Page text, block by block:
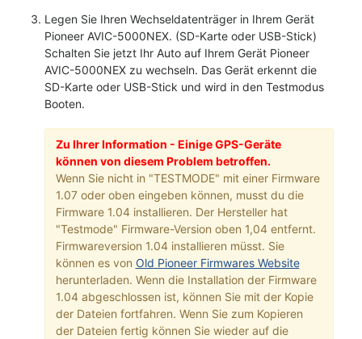
Legen Sie Ihren Wechseldatenträger in Ihrem Gerät
Pioneer AVIC-5000NEX. (SD-Karte oder USB-Stick)
Schalten Sie jetzt Ihr Auto auf Ihrem Gerät Pioneer
AVIC-5000NEX zu wechseln. Das Gerät erkennt die
SD-Karte oder USB-Stick und wird in den Testmodus
Booten.
Zu Ihrer Information - Einige GPS-Geräte
können von diesem Problem betroffen.
Wenn Sie nicht in "TESTMODE" mit einer Firmware
1.07 oder oben eingeben können, musst du die
Firmware 1.04 installieren. Der Hersteller hat
"Testmode" Firmware-Version oben 1,04 entfernt.
Firmwareversion 1.04 installieren müsst. Sie
können es von Old Pioneer Firmwares Website
herunterladen. Wenn die Installation der Firmware
1.04 abgeschlossen ist, können Sie mit der Kopie
der Dateien fortfahren. Wenn Sie zum Kopieren
der Dateien fertig können Sie wieder auf die